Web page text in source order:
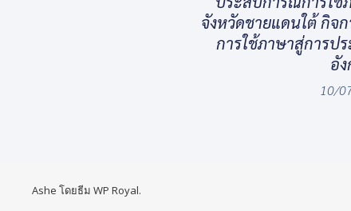
จังหวัดชายแดนใต้ กิจ
การใช้ภาษาสู่การป
อั
10/
Ashe โดยธีม WP Royal.